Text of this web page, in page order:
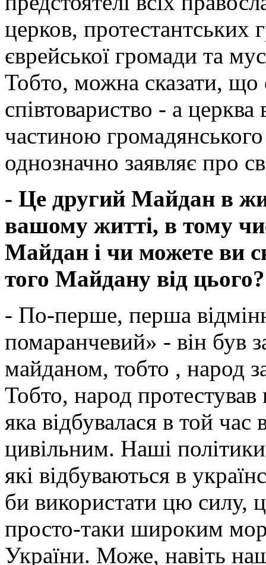
церков, протестантських
єврейської громади та
Тобто, можна сказати, що
співтовариство - а
частиною
однозначно заявляє про
- Це другий Майдан в
вашому житті, в тому
Майдан і чи можете ви
того Майдану від цього?
- По-перше, перша
помаранчевий» - він був
майданом, тобто , народ
Тобто, народ протестував
яка відбувалася в той
цивільним. Наші
які відбуваються в
би використати цю силу,
просто-таки широким
України. Може, навіть